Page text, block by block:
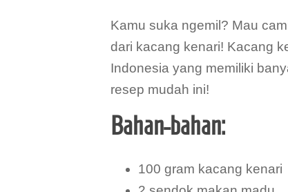
Kamu suka ngemil? Mau
dari kacang kenari! Kacang
Indonesia yang memiliki
resep mudah ini!
Bahan-bahan:
100 gram kacang kenari